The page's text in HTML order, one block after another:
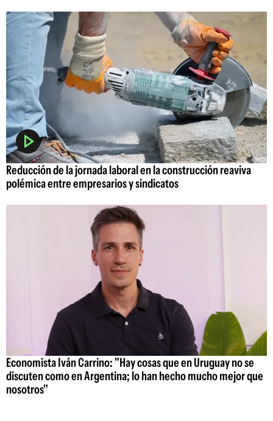
Reducción de la jornada laboral en la construcción reaviva
polémica entre empresarios y sindicatos
Economista Iván Carrino: "Hay cosas que en Uruguay no se
discuten como en Argentina; lo han hecho mucho mejor que
nosotros"